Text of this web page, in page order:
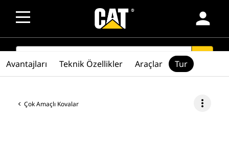
person
SEARCH
Çok Amaçlı Kovalar more_vert
Avantajları Teknik Özellikler Araçlar Tur